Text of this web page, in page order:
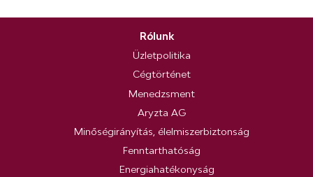
Rólunk
Üzletpolitika
Cégtörténet
Menedzsment
Aryzta AG
Minőségirányítás, élelmiszerbiztonság
Fenntarthatóság
Energiahatékonyság